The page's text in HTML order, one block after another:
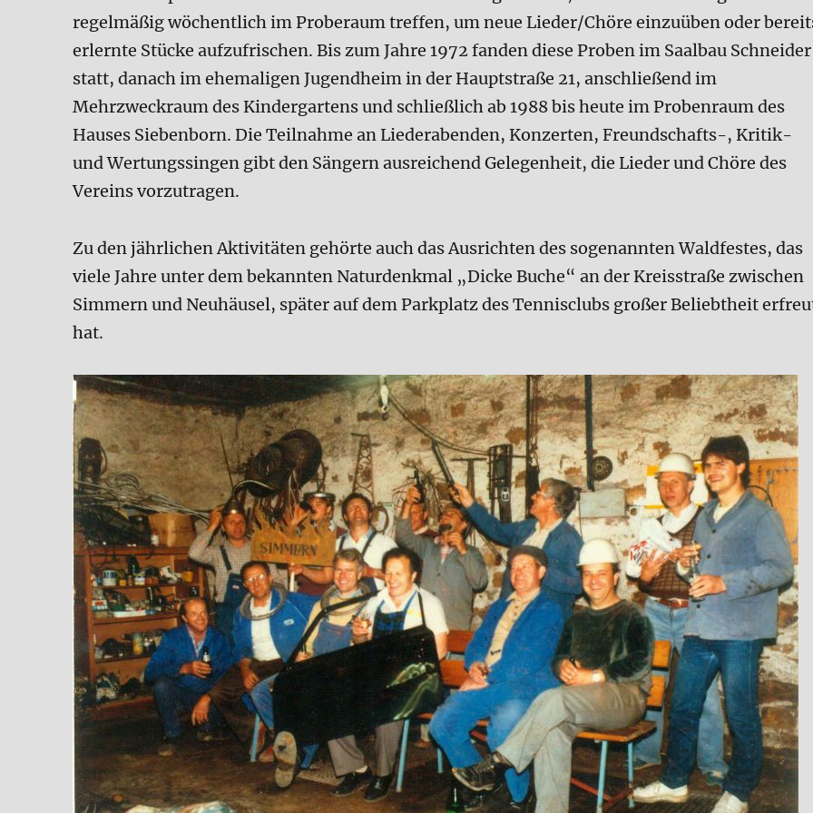
regelmäßig wöchentlich im Proberaum treffen, um neue Lieder/Chöre einzuüben oder
erlernte Stücke aufzufrischen. Bis zum Jahre 1972 fanden diese Proben im Saalbau Schneider
statt, danach im ehemaligen Jugendheim in der Hauptstraße 21, anschließend im
Mehrzweckraum des Kindergartens und schließlich ab 1988 bis heute im Probenraum des
Hauses Siebenborn. Die Teilnahme an Liederabenden, Konzerten, Freundschafts-, Kritik-
und Wertungssingen gibt den Sängern ausreichend Gelegenheit, die Lieder und Chöre des
Vereins vorzutragen.
Zu den jährlichen Aktivitäten gehörte auch das Ausrichten des sogenannten Waldfestes, das
viele Jahre unter dem bekannten Naturdenkmal „Dicke Buche“ an der Kreisstraße zwischen
Simmern und Neuhäusel, später auf dem Parkplatz des Tennisclubs großer Beliebtheit
hat.